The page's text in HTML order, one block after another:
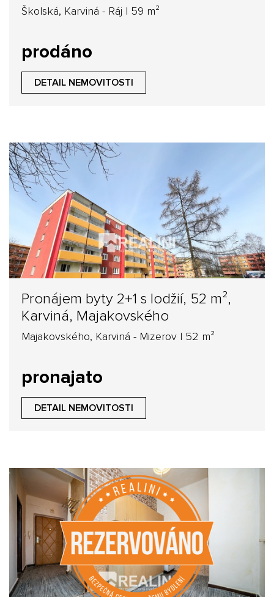
na ulici Školská
Školská, Karviná - Ráj | 59 m²
prodáno
DETAIL NEMOVITOSTI
Pronájem byty 2+1 s lodžií, 52 m²,
Karviná, Majakovského
Majakovského, Karviná - Mizerov | 52 m²
pronajato
DETAIL NEMOVITOSTI